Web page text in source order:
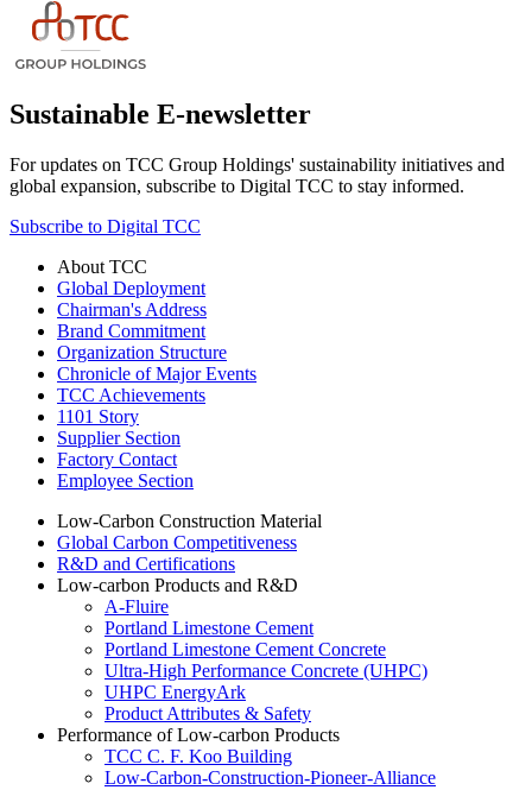
Sustainable E-newsletter
For updates on TCC Group Holdings' sustainability initiatives and
global expansion, subscribe to Digital TCC to stay informed.
Subscribe to Digital TCC
About TCC
Global Deployment
Chairman's Address
Brand Commitment
Organization Structure
Chronicle of Major Events
TCC Achievements
1101 Story
Supplier Section
Factory Contact
Employee Section
Low-Carbon Construction Material
Global Carbon Competitiveness
R&D and Certifications
Low-carbon Products and R&D
A-Fluire
Portland Limestone Cement
Portland Limestone Cement Concrete
Ultra-High Performance Concrete (UHPC)
UHPC EnergyArk
Product Attributes & Safety
Performance of Low-carbon Products
TCC C. F. Koo Building
Low-Carbon-Construction-Pioneer-Alliance